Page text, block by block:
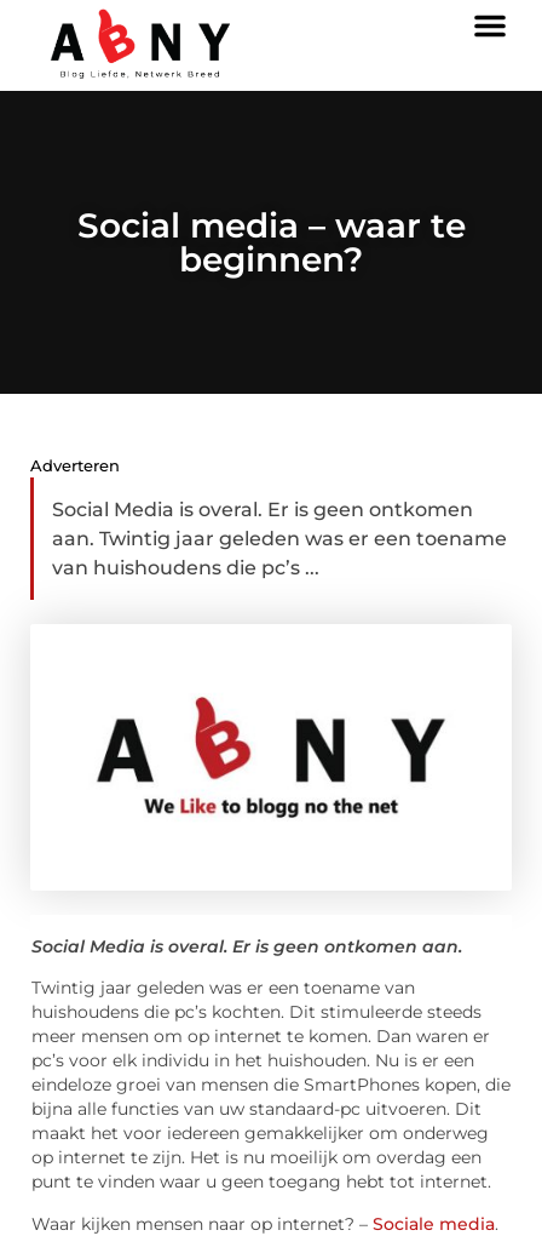
Social media – waar te
beginnen?
Adverteren
Social Media is overal. Er is geen ontkomen
aan. Twintig jaar geleden was er een toename
van huishoudens die pc’s ...
Social Media is overal. Er is geen ontkomen aan.
Twintig jaar geleden was er een toename van
huishoudens die pc’s kochten. Dit stimuleerde steeds
meer mensen om op internet te komen. Dan waren er
pc’s voor elk individu in het huishouden. Nu is er een
eindeloze groei van mensen die SmartPhones kopen, die
bijna alle functies van uw standaard-pc uitvoeren. Dit
maakt het voor iedereen gemakkelijker om onderweg
op internet te zijn. Het is nu moeilijk om overdag een
punt te vinden waar u geen toegang hebt tot internet.
Waar kijken mensen naar op internet? – Sociale media.